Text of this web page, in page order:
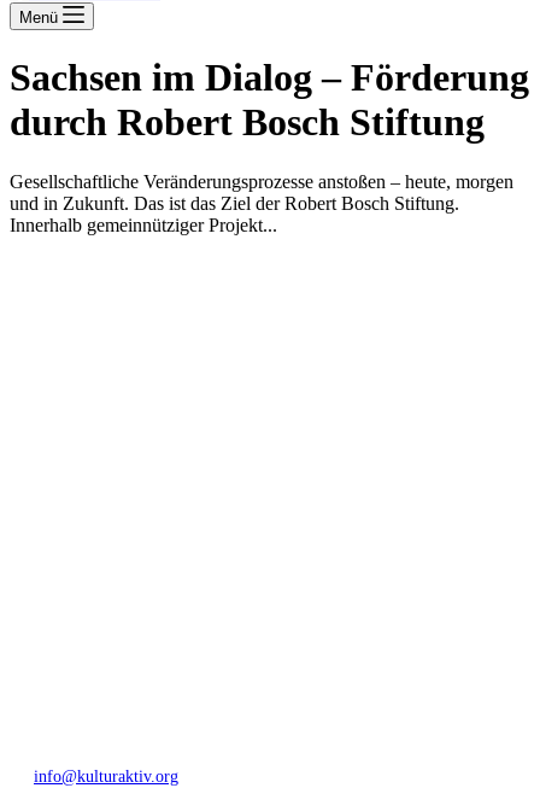
Menü
Sachsen im Dialog – Förderung
durch Robert Bosch Stiftung
Gesellschaftliche Veränderungsprozesse anstoßen – heute, morgen
und in Zukunft. Das ist das Ziel der Robert Bosch Stiftung.
Innerhalb gemeinnütziger Projekt...
info@kulturaktiv.org